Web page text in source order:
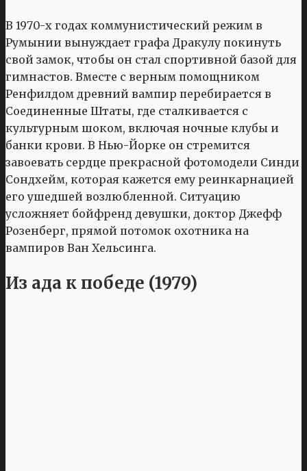
В 1970-х годах коммунистический режим в
Румынии вынуждает графа Дракулу покинуть
свой замок, чтобы он стал спортивной базой для
гимнастов. Вместе с верным помощником
Ренфилдом древний вампир перебирается в
Соединенные Штаты, где сталкивается с
культурным шоком, включая ночные клубы и
банки крови. В Нью-Йорке он стремится
завоевать сердце прекрасной фотомодели Синди
Сондхейм, которая кажется ему реинкарнацией
его ушедшей возлюбленной. Ситуацию
усложняет бойфренд девушки, доктор Джефф
Розенберг, прямой потомок охотника на
вампиров Ван Хельсинга.
Из ада к победе (1979)